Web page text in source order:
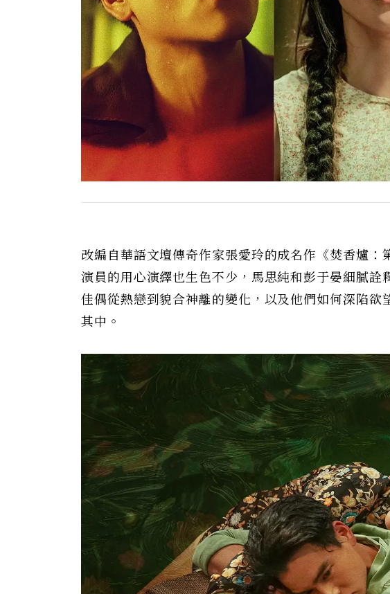
改編自華語文壇傳奇作家張愛玲的成名作《焚香爐：
演員的用心演繹也生色不少，馬思純和彭于晏細膩
佳偶從熱戀到貌合神離的變化，以及他們如何深陷
其中。